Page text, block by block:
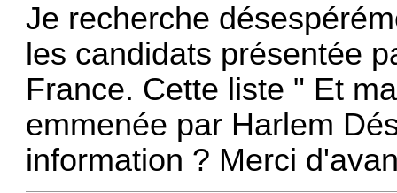
Je recherche
les candidats présentée
France. Cette liste " Et
emmenée par Harlem
information ? Merci